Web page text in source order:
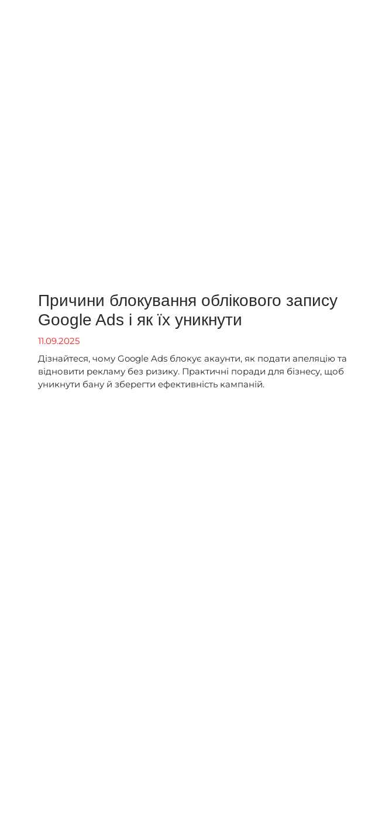
Причини блокування облікового запису
Google Ads і як їх уникнути
11.09.2025
Дізнайтеся, чому Google Ads блокує акаунти, як подати апеляцію та
відновити рекламу без ризику. Практичні поради для бізнесу, щоб
уникнути бану й зберегти ефективність кампаній.